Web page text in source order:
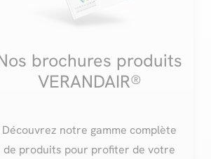
brochures produits
VERANDAIR®
Découvrez notre gamme complète
de produits pour profiter de votre